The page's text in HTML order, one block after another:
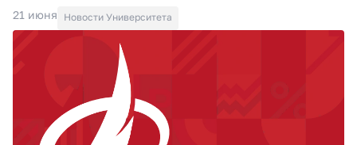
21 июня Новости Университета